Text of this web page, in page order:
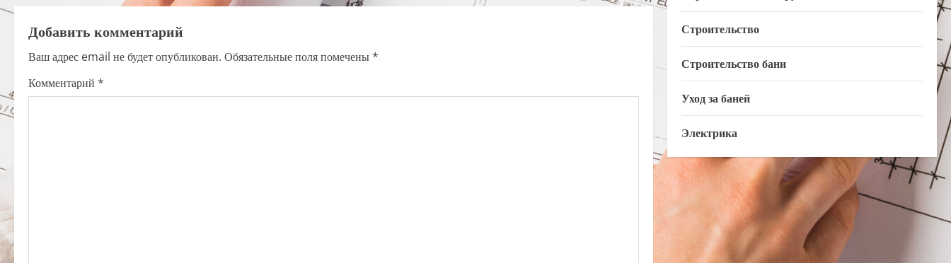
n
a
v
i
Добавить комментарий
Ваш адрес email не будет опубликован. Обязательные поля помечены*
Комментарий *
Строительство
Строительство бани
Уход за баней
Электрика